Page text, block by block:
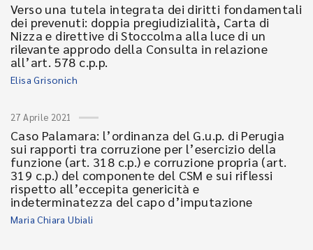
Verso una tutela integrata dei diritti fondamentali
dei prevenuti: doppia pregiudizialità, Carta di
Nizza e direttive di Stoccolma alla luce di un
rilevante approdo della Consulta in relazione
all’art. 578 c.p.p.
Elisa Grisonich
27 Aprile 2021
Caso Palamara: l’ordinanza del G.u.p. di Perugia
sui rapporti tra corruzione per l’esercizio della
funzione (art. 318 c.p.) e corruzione propria (art.
319 c.p.) del componente del CSM e sui riflessi
rispetto all’eccepita genericità e
indeterminatezza del capo d’imputazione
Maria Chiara Ubiali